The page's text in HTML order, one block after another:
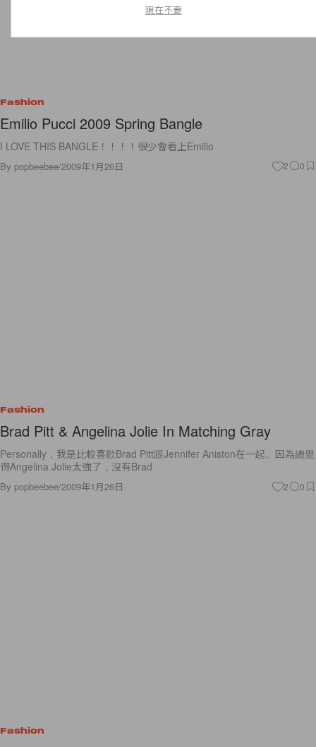
Fashion
Emilio Pucci 2009 Spring Bangle
I LOVE THIS BANGLE！！！！很少會看上Emilio
By popbeebee/2009年1月26日 2 0
Fashion
Brad Pitt & Angelina Jolie In Matching Gray
Personally，我是比較喜歡Brad Pitt跟Jennifer Aniston在一起。因為總覺
得Angelina Jolie太強了，沒有Brad
By popbeebee/2009年1月26日 2 0
Fashion
現在不要